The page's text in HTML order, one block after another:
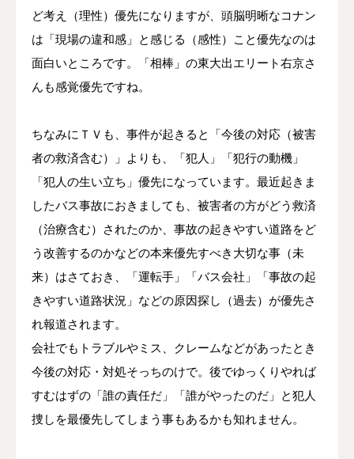
ど考え（理性）優先になりますが、頭脳明晰なコナン
は「現場の違和感」と感じる（感性）こと優先なのは
面白いところです。「相棒」の東大出エリート右京さ
んも感覚優先ですね。
ちなみにＴＶも、事件が起きると「今後の対応（被害
者の救済含む）」よりも、「犯人」「犯行の動機」
「犯人の生い立ち」優先になっています。最近起きま
したバス事故におきましても、被害者の方がどう救済
（治療含む）されたのか、事故の起きやすい道路をど
う改善するのかなどの本来優先すべき大切な事（未
来）はさておき、「運転手」「バス会社」「事故の起
きやすい道路状況」などの原因探し（過去）が優先さ
れ報道されます。
会社でもトラブルやミス、クレームなどがあったとき
今後の対応・対処そっちのけで。後でゆっくりやれば
すむはずの「誰の責任だ」「誰がやったのだ」と犯人
捜しを最優先してしまう事もあるかも知れません。